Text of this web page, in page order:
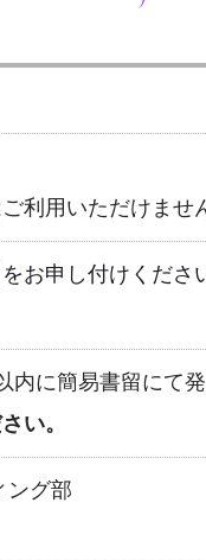
利用いただけませ
お申し付けくださ
に簡易書留にて発
い。
ング部